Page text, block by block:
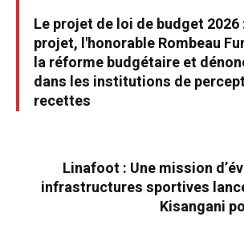
Le projet de loi de budget 2026
projet, l'honorable Rombeau
la réforme budgétaire et
dans les institutions de
recettes
Linafoot : Une mission
infrastructures sportives
Kisangani